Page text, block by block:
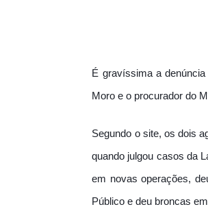
É gravíssima a
Moro e o procurador do
Segundo o site, os dois
quando julgou casos da
em novas operações,
Público e deu broncas